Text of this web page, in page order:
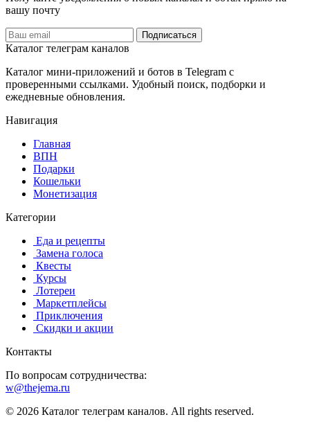
вашу почту
Подписаться
Каталог телеграм каналов
Каталог мини-приложений и ботов в Telegram с
проверенными ссылками. Удобный поиск, подборки и
ежедневные обновления.
Навигация
Главная
️ВПН
Подарки
Кошельки
Монетизация
Категории
️ ️Еда и рецепты
️ Замена голоса
️ Квесты
‍ Курсы
️ Лотереи
️ Маркетплейсы
️ Приключения
️ Скидки и акции
Контакты
По вопросам сотрудничества:
w@thejema.ru
© 2026 Каталог телеграм каналов. All rights reserved.